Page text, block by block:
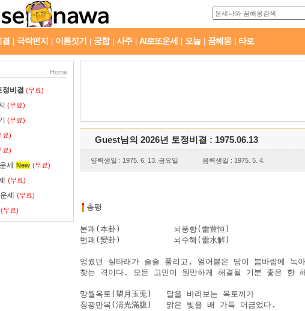
극락편지 이름짓기 궁합 사주 AI로또운세 오늘 꿈해몽 타로
Home
정비결 (무료)
(무료)
(무료)
료)
료)
세 New (무료)
(무료)
세 (무료)
(무료)
Guest님의 2026년 토정비결 : 1975.06.13
양력생일 : 1975. 6. 13. 금요일 음력생일 : 1975. 5. 4.
총평
본괘(本卦)           뇌풍항(雷豊恒)
변괘(變卦)           뇌수해(雷水解)
엉켰던 실타래가 술술 풀리고, 얼어붙은 땅이 봄바람에 녹
찾는 격이다. 모든 고민이 원만하게 해결될 기분 좋은 한
망월옥토(望月玉兎)   달을 바라보는 옥토끼가
청광만복(淸光滿腹)   맑은 빛을 배 가득 머금었다.